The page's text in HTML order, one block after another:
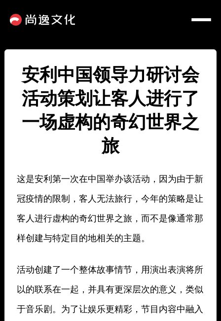
安利中国领导力研讨会
活动策划让客人进行了
一场虚构的奇幻世界之
旅
这是安利第一次在中国举办该活动，因为由于新
冠疫情的限制，客人无法旅行，今年的策略是让
客人进行虚构的奇幻世界之旅，而不是像通常那
样创建与特定目的地相关的主题。
活动创建了一个整体故事情节，用演出表演将所
以的联系在一起，并具有更深层次的意义，类似
于音乐剧。为了让娱乐更精彩，节目内容中融入